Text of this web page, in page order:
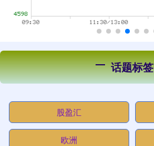
话题标签
股盈汇
欧洲